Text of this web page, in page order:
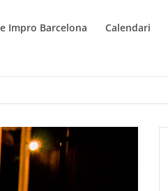
Impro Barcelona Calendari